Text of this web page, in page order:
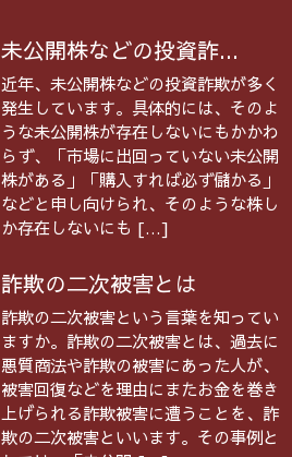
未公開株などの投資詐...
近年、未公開株などの投資詐欺が多く
発生しています。具体的には、そのよ
うな未公開株が存在しないにもかかわ
らず、「市場に出回っていない未公開
株がある」「購入すれば必ず儲かる」
などと申し向けられ、そのような株し
か存在しないにも […]
詐欺の二次被害とは
詐欺の二次被害という言葉を知ってい
ますか。詐欺の二次被害とは、過去に
悪質商法や詐欺の被害にあった人が、
被害回復などを理由にまたお金を巻き
上げられる詐欺被害に遭うことを、詐
欺の二次被害といいます。その事例と